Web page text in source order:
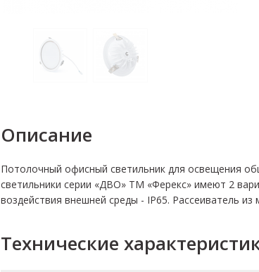
Описание
Потолочный офисный светильник для освещения
светильники серии «ДВО» ТМ «Ферекс» имеют 2
воздействия внешней среды - IP65. Рассеиватель
Технические